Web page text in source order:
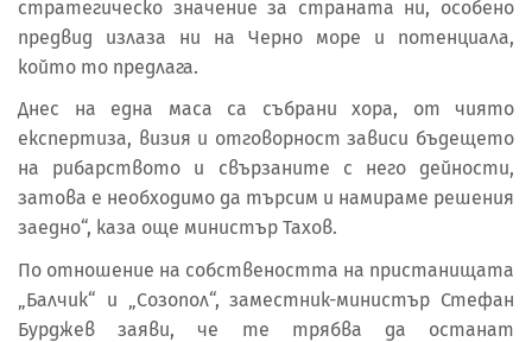
стратегическо значение за страната ни, особено
предвид излаза ни на Черно море и потенциала,
който то предлага.
Днес на една маса са събрани хора, от чиято
експертиза, визия и отговорност зависи бъдещето
на рибарството и свързаните с него дейности,
затова е необходимо да търсим и намираме решения
заедно“, каза още министър Тахов.
По отношение на собствеността на пристанищата
„Балчик“ и „Созопол“, заместник-министър Стефан
Бурджев заяви, че те трябва да останат